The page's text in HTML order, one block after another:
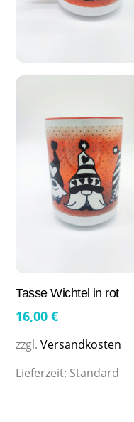
Tasse Wichtel in rot
16,00€
zzgl.Versandkosten
Lieferzeit: Standard